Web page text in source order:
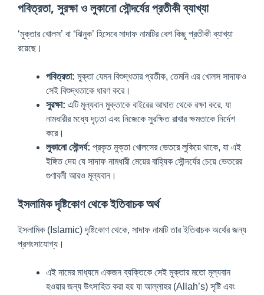
পবিত্রতা, সুরক্ষা ও লুকানো সৌন্দর্যের প্রতীকী ব্যাখ্যা
‘মুক্তার খোলস’ বা ‘ঝিনুক’ হিসেবে সাদাফ নামটির বেশ কিছু প্রতীকী ব্যাখ্যা
রয়েছে।
পবিত্রতা: মুক্তা যেমন বিশুদ্ধতার প্রতীক, তেমনি এর খোলস সাদাফও
সেই বিশুদ্ধতাকে ধারণ করে।
সুরক্ষা: এটি মূল্যবান মুক্তাকে বাইরের আঘাত থেকে রক্ষা করে, যা
নামধারীর মধ্যে দৃঢ়তা এবং নিজেকে সুরক্ষিত রাখার ক্ষমতাকে নির্দেশ
করে।
লুকানো সৌন্দর্য: প্রকৃত মুক্তা খোলসের ভেতরে লুকিয়ে থাকে, যা এই
ইঙ্গিত দেয় যে সাদাফ নামধারী মেয়ের বাহ্যিক সৌন্দর্যের চেয়ে ভেতরের
গুণাবলী আরও মূল্যবান।
ইসলামিক দৃষ্টিকোণ থেকে ইতিবাচক অর্থ
ইসলামিক (Islamic) দৃষ্টিকোণ থেকে, সাদাফ নামটি তার ইতিবাচক অর্থের জন্য
প্রশংসাযোগ্য।
এই নামের মাধ্যমে একজন ব্যক্তিকে সেই মুক্তার মতো মূল্যবান
হওয়ার জন্য উৎসাহিত করা হয় যা আল্লাহর (Allah’s) সৃষ্টি এবং